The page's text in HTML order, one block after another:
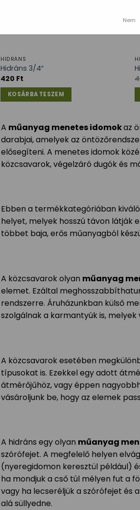
Nem
HIDRÁNS
Hidráns 3/4″
420 Ft
KOSÁRBA TESZEM
A műanyag menetes idomokaz
darabjai, amelyek az
elősegíteni. A menetes idomok
közcsavarok, végelzáró dugók és
Ebben a termékkategóriában
helyet, melyek hosszú távon látják
többet baja, erős műanyagból
A közcsavarok olyan műanyag
elemet. Ezáltal
rendszerre. Áruházunkban külső
szolgálnak a karmantyúk is,
A közcsavarok esetében
típusokat is. Ezekkel egy adott
átmérőjűhöz, vagy éppen
vásároljunk be, hogy az elemek
A hidráns egy olyan műanyag
szórófejet. A megfelelő helyen
(nyeregidomon keresztül például)
ha mondjuk a cső túl mélyen fut a
vagy ha lecseréljük a szórófejet és
alá süllyedne.